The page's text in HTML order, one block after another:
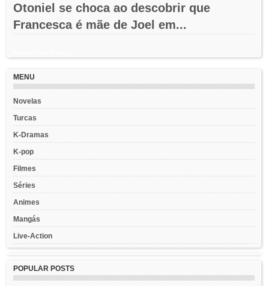
Otoniel se choca ao descobrir que
Francesca é mãe de Joel em...
MENU
Novelas
Turcas
K-Dramas
K-pop
Filmes
Séries
Animes
Mangás
Live-Action
POPULAR POSTS